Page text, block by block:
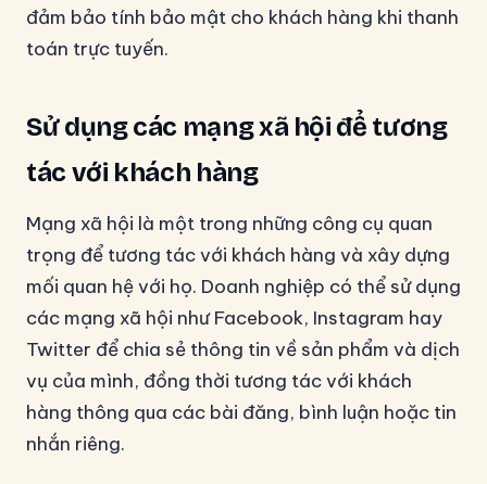
đảm bảo tính bảo mật cho khách hàng khi thanh
toán trực tuyến.
Sử dụng các mạng xã hội để tương
tác với khách hàng
Mạng xã hội là một trong những công cụ quan
trọng để tương tác với khách hàng và xây dựng
mối quan hệ với họ. Doanh nghiệp có thể sử dụng
các mạng xã hội như Facebook, Instagram hay
Twitter để chia sẻ thông tin về sản phẩm và dịch
vụ của mình, đồng thời tương tác với khách
hàng thông qua các bài đăng, bình luận hoặc tin
nhắn riêng.